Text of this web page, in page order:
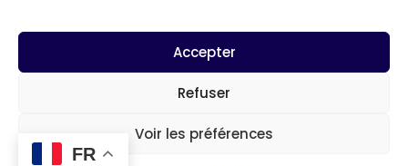
Accepter
Refuser
Voir les préférences
est une agence de voyage d’un nouveau genre (et
voisine de Datalumni). Elle permet aux filles
FR